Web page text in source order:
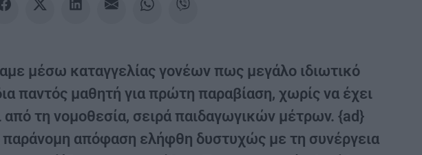
μέσω καταγγελίας γονέων πως μεγάλο ιδιωτικό
παντός μαθητή για πρώτη παραβίαση, χωρίς να έχει
τη νομοθεσία, σειρά παιδαγωγικών μέτρων. {ad}
απόφαση ελήφθη δυστυχώς με τη συνέργεια